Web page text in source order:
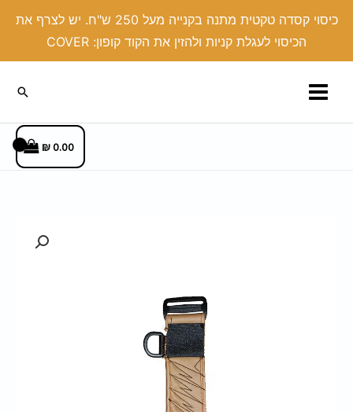
כיסוי קסדה טקטית מתנה בקנייה מעל 250 ש"ח. יש לצרף את
הכיסוי לעגלת קניות ולהזין את הקוד קופון: COVER
חיפוש
0.00
₪